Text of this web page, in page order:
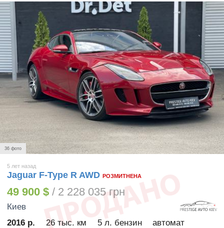
36 фото
5 лет назад
Jaguar F-Type R AWD РОЗМИТНЕНА
49 900 $ / 2 228 035 грн
Киев
2016 р.
26 тыс. км 5 л. бензин автомат